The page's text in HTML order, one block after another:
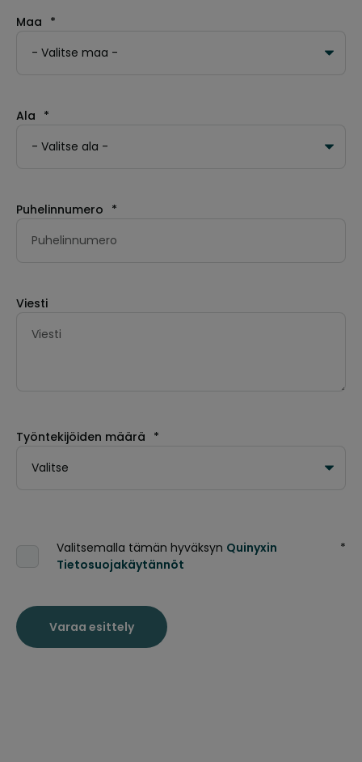
Maa *
Ala *
Puhelinnumero *
Viesti
Työntekijöiden määrä *
Valitsemalla tämän hyväksyn Quinyxin
Tietosuojakäytännöt
*